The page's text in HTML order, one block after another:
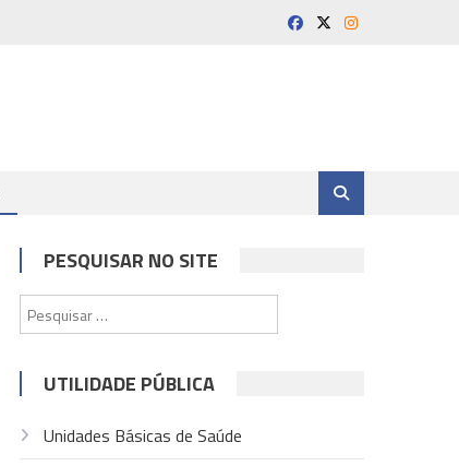
PESQUISAR NO SITE
por:
UTILIDADE PÚBLICA
Unidades Básicas de Saúde